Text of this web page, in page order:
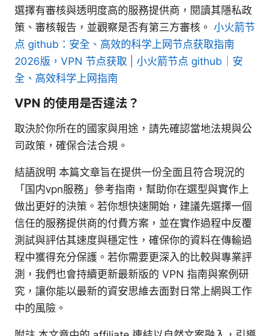
選擇有審核與透明度高的服務提供商，閱讀其隱私政
策、審核報告，並觀察是否有第三方審核。 小火箭节
点 github：安全、高效的科学上网节点获取指南
2026版，VPN 节点获取 | 小火箭节点 github｜安
全、高效科学上网指南
VPN 的使用是否違法？
取決於你所在的國家與用途，請先確認當地法規與公
司政策，確保合法合規。
結語說明 本篇文章旨在提供一份全面且符合現況的
「国内vpn服務」參考指南，幫助你在選型與實作上
做出更好的決策。若你想快速開始，建議先選擇一個
信任的服務提供商的付費方案，並在實作過程中反覆
測試與評估其速度與穩定性，確保你的資料在傳輸過
程中獲得充分保護。若你需要更深入的比較與專業評
測，我們也會持續更新最新版的 VPN 指南與案例研
究，讓你能以最新的資安思維去面對日常上網與工作
中的風險。